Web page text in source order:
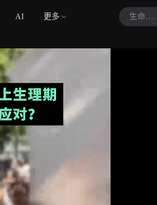
AI 更多 生命时报